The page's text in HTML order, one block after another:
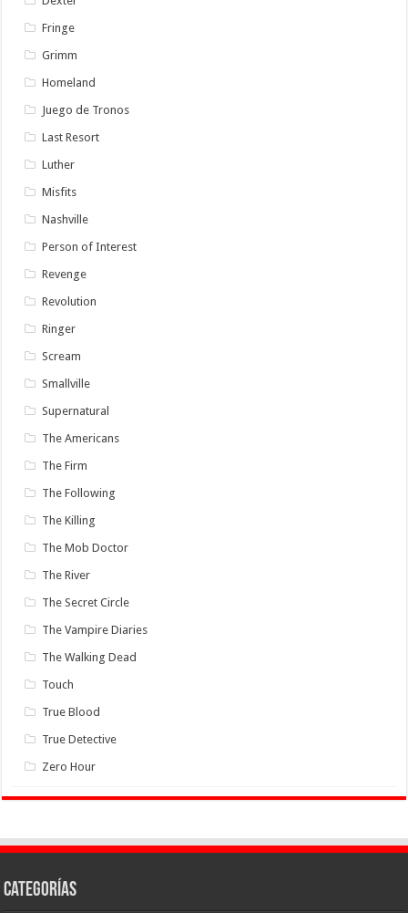
Fringe
Grimm
Homeland
Juego de Tronos
Last Resort
Luther
Misfits
Nashville
Person of Interest
Revenge
Revolution
Ringer
Scream
Smallville
Supernatural
The Americans
The Firm
The Following
The Killing
The Mob Doctor
The River
The Secret Circle
The Vampire Diaries
The Walking Dead
Touch
True Blood
True Detective
Zero Hour
Categorías